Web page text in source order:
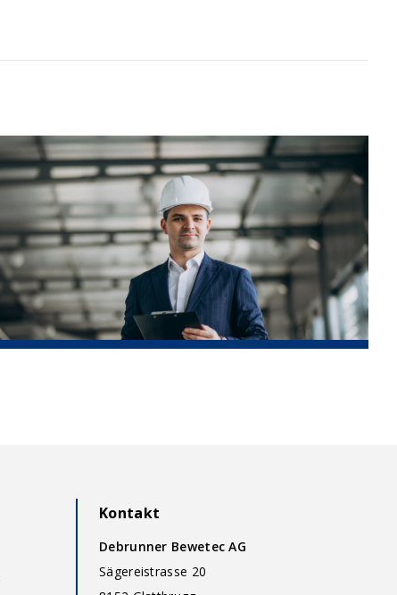
Kontakt
Debrunner Bewetec AG
Sägereistrasse 20